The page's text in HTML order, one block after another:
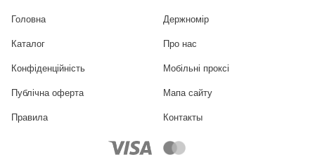
Головна
Каталог
Держномір
Про нас
Конфіденційність Мобільні проксі
Публічна оферта Мапа сайту
Правила Контакты